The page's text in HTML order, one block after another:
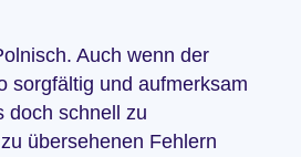
Auch wenn der
sorgfältig und aufmerksam
doch schnell zu
übersehenen Fehlern